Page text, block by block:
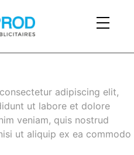
adipiscing elit,
ut labore et dolore
veniam, quis nostrud
ut aliquip ex ea commodo